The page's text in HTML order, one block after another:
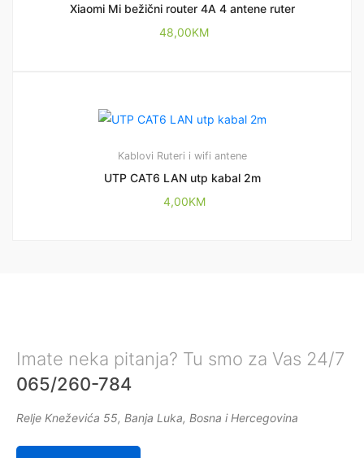
Xiaomi Mi bežični router 4A 4 antene ruter
48,00KM
Kablovi Ruteri i wifi antene
UTP CAT6 LAN utp kabal 2m
4,00KM
Imate neka pitanja? Tu smo za Vas 24/7
065/260-784
Relje Kneževića 55, Banja Luka, Bosna i Hercegovina